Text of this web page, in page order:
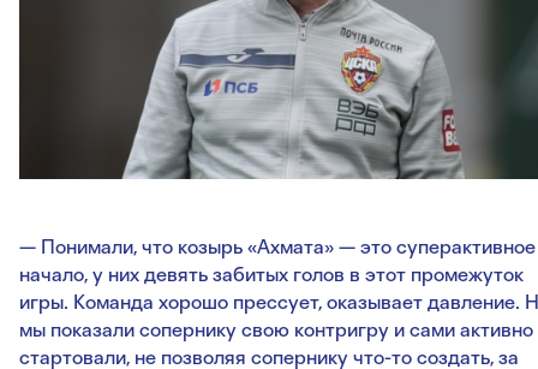
— Понимали, что козырь «Ахмата» — это суперактивное
начало, у них девять забитых голов в этот промежуток
игры. Команда хорошо прессует, оказывает давление.
мы показали сопернику свою контригру и сами активно
стартовали, не позволяя сопернику что-то создать, за